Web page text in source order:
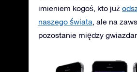
imieniem kogoś, kto już
naszego świata, ale na
pozostanie między